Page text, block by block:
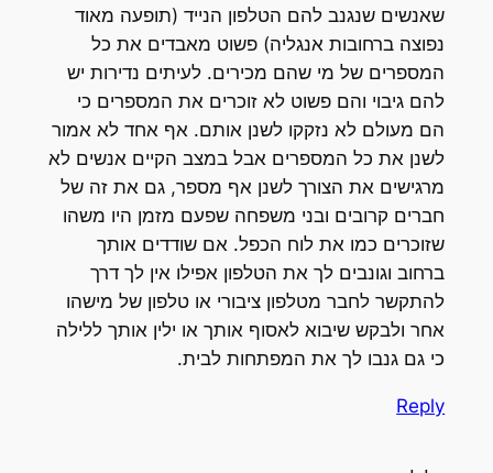
שאנשים שנגנב להם הטלפון הנייד (תופעה מאוד
נפוצה ברחובות אנגליה) פשוט מאבדים את כל
המספרים של מי שהם מכירים. לעיתים נדירות יש
להם גיבוי והם פשוט לא זוכרים את המספרים כי
הם מעולם לא נזקקו לשנן אותם. אף אחד לא אמור
לשנן את כל המספרים אבל במצב הקיים אנשים לא
מרגישים את הצורך לשנן אף מספר, גם את זה של
חברים קרובים ובני משפחה שפעם מזמן היו משהו
שזוכרים כמו את לוח הכפל. אם שודדים אותך
ברחוב וגונבים לך את הטלפון אפילו אין לך דרך
להתקשר לחבר מטלפון ציבורי או טלפון של מישהו
אחר ולבקש שיבוא לאסוף אותך או ילין אותך ללילה
כי גם גנבו לך את המפתחות לבית.
Reply